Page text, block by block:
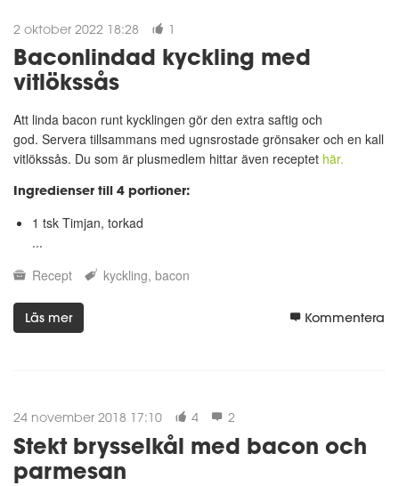
2 oktober 2022 18:28 1
Baconlindad kyckling med
vitlökssås
Att linda bacon runt kycklingen gör den extra saftig och
god. Servera tillsammans med ugnsrostade grönsaker och en kall
vitlökssås. Du som är plusmedlem hittar även receptet här.
Ingredienser till 4 portioner:
1 tsk Timjan, torkad
...
Recept
kyckling bacon
Läs mer Kommentera
24 november 2018 17:10 4 2
Stekt brysselkål med bacon och
parmesan